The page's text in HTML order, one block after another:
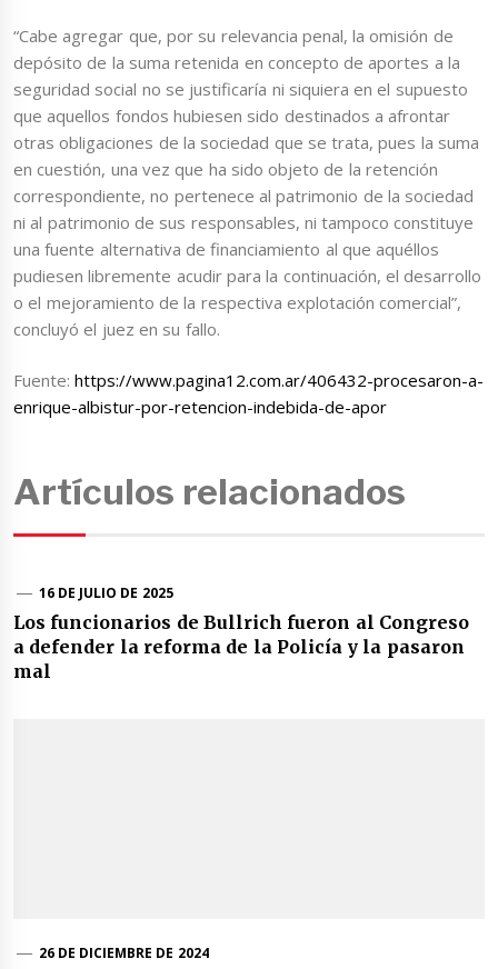
“Cabe agregar que, por su relevancia penal, la omisión de
depósito de la suma retenida en concepto de aportes a la
seguridad social no se justificaría ni siquiera en el supuesto
que aquellos fondos hubiesen sido destinados a afrontar
otras obligaciones de la sociedad que se trata, pues la suma
en cuestión, una vez que ha sido objeto de la retención
correspondiente, no pertenece al patrimonio de la sociedad
ni al patrimonio de sus responsables, ni tampoco constituye
una fuente alternativa de financiamiento al que aquéllos
pudiesen libremente acudir para la continuación, el desarrollo
o el mejoramiento de la respectiva explotación comercial”,
concluyó el juez en su fallo.
Fuente:https://www.pagina12.com.ar/406432-procesaron-a-
enrique-albistur-por-retencion-indebida-de-apor
Artículos relacionados
16 DE JULIO DE 2025
Los funcionarios de Bullrich fueron al Congreso
a defender la reforma de la Policía y la pasaron
mal
26 DE DICIEMBRE DE 2024